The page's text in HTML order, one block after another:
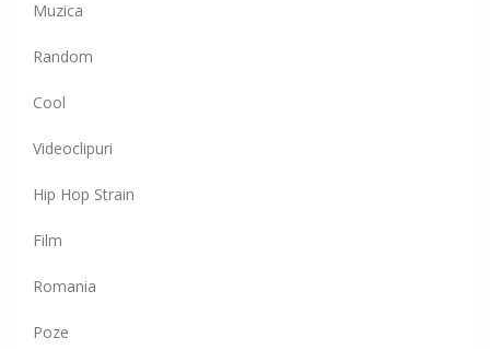
Muzica
Random
Cool
Videoclipuri
Hip Hop Strain
Film
Romania
Poze